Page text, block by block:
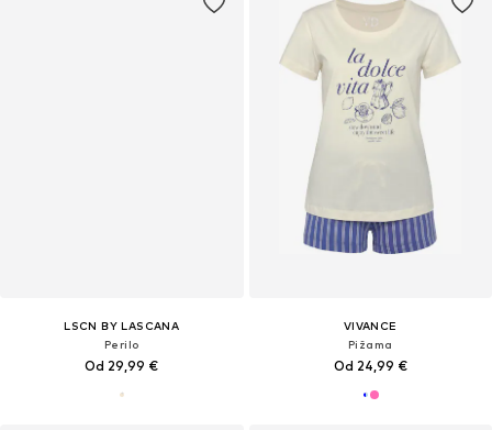
LSCN BY LASCANA
Perilo
Od 29,99 €
VIVANCE
Pižama
Od 24,99 €